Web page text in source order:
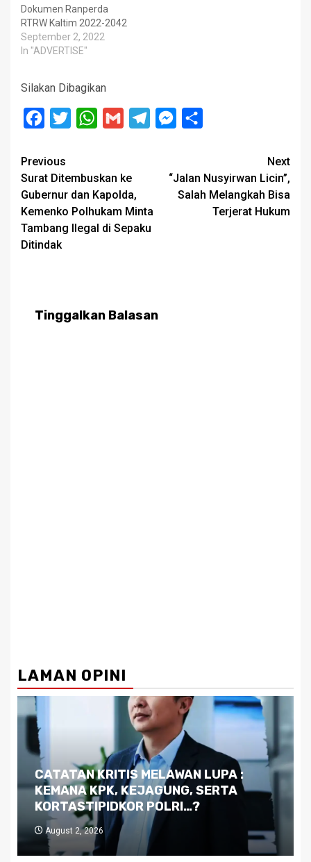
Dokumen Ranperda
RTRW Kaltim 2022-2042
September 2, 2022
In "ADVERTISE"
Silakan Dibagikan
Facebook
Twitter WhatsApp
Gmail TelegramMessenger
Post
navigation
Previous
Surat Ditembuskan ke
Gubernur dan Kapolda,
Kemenko Polhukam Minta
Tambang Ilegal di Sepaku
Ditindak
Next
“Jalan Nusyirwan Licin”,
Salah Melangkah Bisa
Terjerat Hukum
Tinggalkan Balasan
LAMAN OPINI
Dilema Kaltim di Tengah Krisis:
Kutukan Sumber Daya Alam dan
Pemimpin yang Tak Kreatif
July 29, 2026